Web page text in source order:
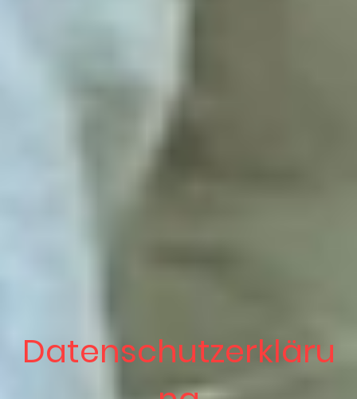
Datenschutzerkläru